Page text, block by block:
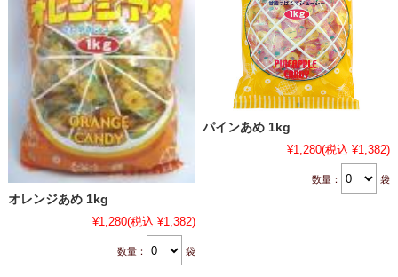
オレンジあめ 1kg
¥1,280(税込 ¥1,382)
数量： 袋
パインあめ 1kg
¥1,280(税込 ¥1,382)
数量： 袋